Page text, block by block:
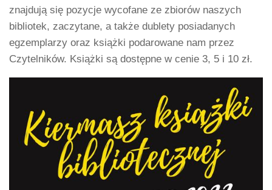
znajdują się pozycje wycofane ze zbiorów naszych
bibliotek, zaczytane, a także dublety posiadanych
egzemplarzy oraz książki podarowane nam przez
Czytelników. Książki są dostępne w cenie 3, 5 i 10 zł.